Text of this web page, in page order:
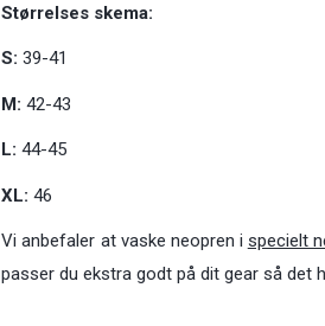
Størrelses skema:
S: 39-41
M: 42-43
L: 44-45
XL: 46
Vi anbefaler at vaske neopren i specielt
passer du ekstra godt på dit gear så det